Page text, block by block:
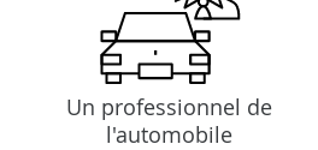
Un professionnel de
l'automobile